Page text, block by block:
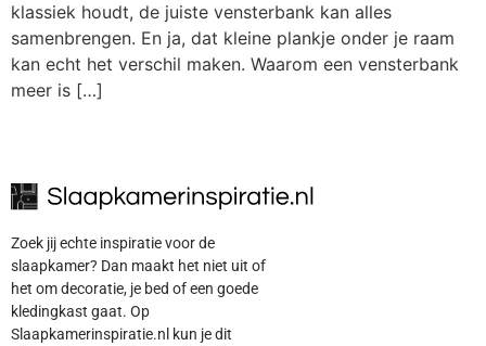
klassiek houdt, de juiste vensterbank kan alles
samenbrengen. En ja, dat kleine plankje onder je raam
kan echt het verschil maken. Waarom een vensterbank
meer is […]
Zoek jij echte inspiratie voor de
slaapkamer? Dan maakt het niet uit of
het om decoratie, je bed of een goede
kledingkast gaat. Op
Slaapkamerinspiratie.nl kun je dit